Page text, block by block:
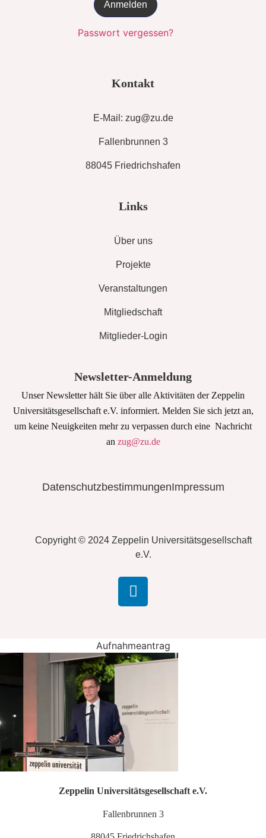
Passwort vergessen?
Kontakt
E-Mail: zug@zu.de
Fallenbrunnen 3
88045 Friedrichshafen
Links
Über uns
Projekte
Veranstaltungen
Mitgliedschaft
Mitglieder-Login
Newsletter-Anmeldung
Unser Newsletter hält Sie über alle Aktivitäten der Zeppelin
Universitätsgesellschaft e.V. informiert. Melden Sie sich jetzt an,
um keine Neuigkeiten mehr zu verpassen durch eine Nachricht
an zug@zu.de
DatenschutzbestimmungenImpressum
Copyright © 2024 Zeppelin Universitätsgesellschaft
e.V.
Aufnahmeantrag
Zeppelin Universitätsgesellschaft e.V.
Fallenbrunnen 3